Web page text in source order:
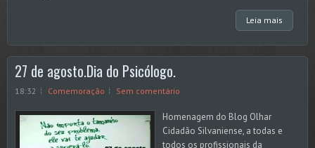
Leia mais
27 de agosto.Dia do Psicólogo.
18:32 Comemoração Sem comentário
Homenagem do Blog Olhar
Cidadão Silvaniense, a todas e
todos os profissionais da